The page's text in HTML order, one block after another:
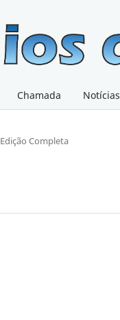
Chamada Notícias
Edição Completa